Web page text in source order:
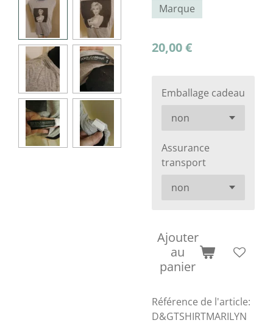
Marque
20,00 €
Emballage cadeau
Assurance
transport
Ajouter
au
panier
Référence de l'article:
D&GTSHIRTMARILYN